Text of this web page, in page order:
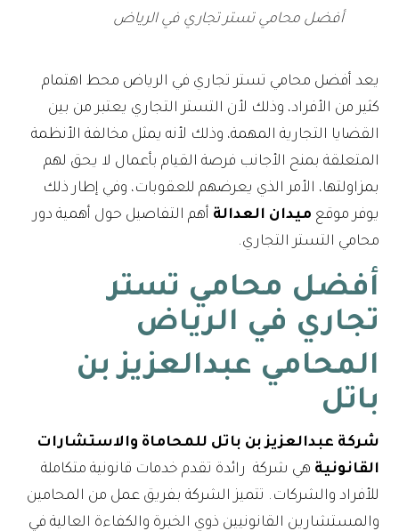
أفضل محامي تستر تجاري في الرياض
يعد أفضل محامي تستر تجاري في الرياض محط اهتمام
كثير من الأفراد، وذلك لأن التستر التجاري يعتبر من بين
القضايا التجارية المهمة، وذلك لأنه يمثل مخالفة الأنظمة
المتعلقة بمنح الأجانب فرصة القيام بأعمال لا يحق لهم
بمزاولتها، الأمر الذي يعرضهم للعقوبات، وفي إطار ذلك
يوفر موقع ميدان العدالة أهم التفاصيل حول أهمية دور
محامي التستر التجاري.
أفضل محامي تستر
تجاري في الرياض
المحامي عبدالعزيز بن
باتل
شركة عبدالعزيز بن باتل للمحاماة والاستشارات
القانونية هي شركة رائدة تقدم خدمات قانونية متكاملة
للأفراد والشركات. تتميز الشركة بفريق عمل من المحامين
والمستشارين القانونيين ذوي الخبرة والكفاءة العالية في